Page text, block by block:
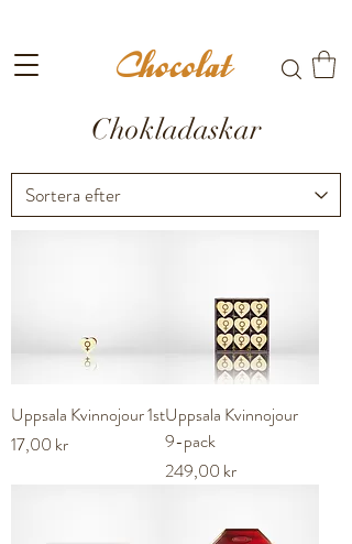
Chokladaskar
Uppsala Kvinnojour 1st
Pris
17,00 kr
Uppsala Kvinnojour
9-pack
Pris
249,00 kr